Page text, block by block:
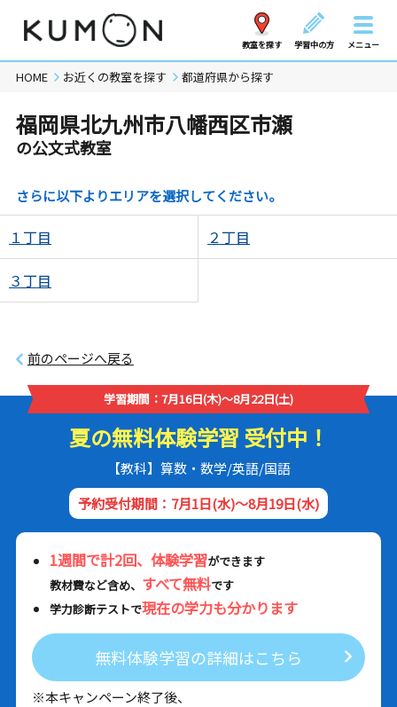
教室を探す 学習中の方 メニュー
HOME お近くの教室を探す 都道府県から探す
福岡県北九州市八幡西区市瀬
の公文式教室
さらに以下よりエリアを選択してください。
１丁目 ２丁目
３丁目
前のページへ戻る
学習期間：7月16日(木)～8月22日(土)
夏の無料体験学習 受付中！
【教科】算数・数学/英語/国語
予約受付期間：7月1日(水)～8月19日(水)
1週間で計2回、体験学習ができます
教材費など含め、 すべて無料です
学力診断テストで現在の学力も分かります
無料体験学習の詳細はこちら
※本キャンペーン終了後、